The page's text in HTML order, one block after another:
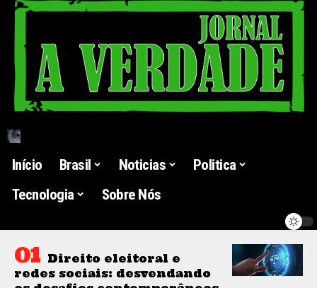
Início Brasil Noticias
Politica
Tecnologia
Sobre Nós
Direito eleitoral e
redes sociais: desvendando